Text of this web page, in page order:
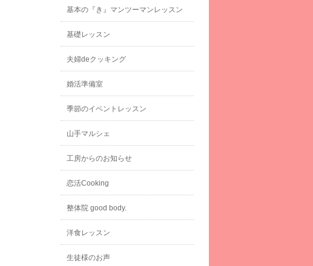
基本の『き』マンツーマンレッスン
基礎レッスン
夫婦deクッキング
婚活準備室
季節のイベントレッスン
山手マルシェ
工房からのお知らせ
恋活Cooking
整体院 good body.
洋食レッスン
生徒様のお声